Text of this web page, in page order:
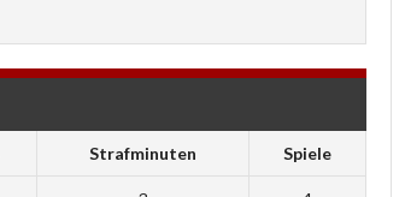
Strafminuten Spiele